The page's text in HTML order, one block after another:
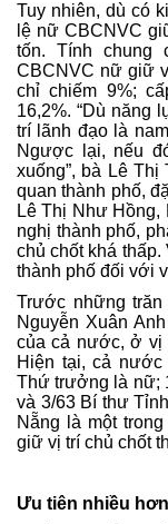
Tuy nhiên, dù có
lệ nữ CBCNVC
tốn. Tính chung
CBCNVC nữ giữ
chỉ chiếm 9%;
16,2%. “Dù năng
trí lãnh đạo là
Ngược lại, nếu
xuống”, bà Lê
quan thành phố,
Lê Thị Như
nghị thành phố,
chủ chốt khá
thành phố đối với
Trước những
Nguyễn Xuân
của cả nước, ở vị
Hiện tại, cả
Thứ trưởng là nữ;
và 3/63 Bí thư
Nẵng là một
giữ vị trí chủ chốt
Ưu tiên nhiều